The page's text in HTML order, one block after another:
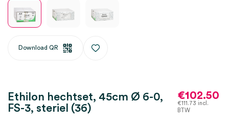
Download QR
Ethilon hechtset, 45cm Ø 6-0,
FS-3, steriel (36)
€102.50
€111.73 incl.
BTW